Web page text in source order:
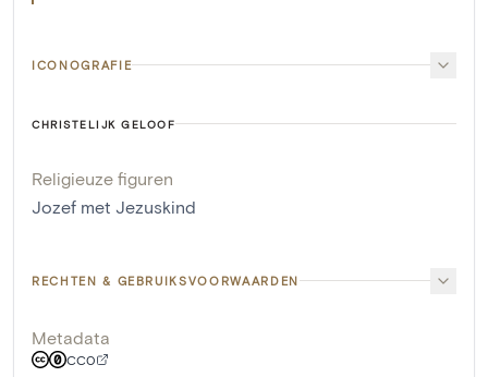
ICONOGRAFIE
CHRISTELIJK GELOOF
Religieuze figuren
Jozef met Jezuskind
RECHTEN & GEBRUIKSVOORWAARDEN
Metadata
CC0